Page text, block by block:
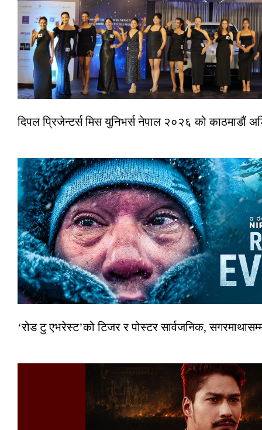
दिपल प्रिजेन्टर्स मिस युनिभर्स नेपाल २०२६ को काठमाडौं
‘रोड टु एभरेस्ट’को टिजर र पोस्टर सार्वजनिक,